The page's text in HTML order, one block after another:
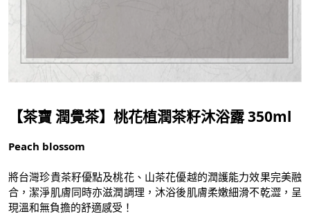
【茶寶 潤覺茶】桃花植潤茶籽沐浴露 350ml
Peach blossom
將台灣珍貴茶籽優點及桃花、山茶花優越的潤護能力效果完美融
合，潔淨肌膚同時亦滋潤調理，沐浴後肌膚柔嫩細滑不乾澀，呈
現溫和無負擔的舒適感受！